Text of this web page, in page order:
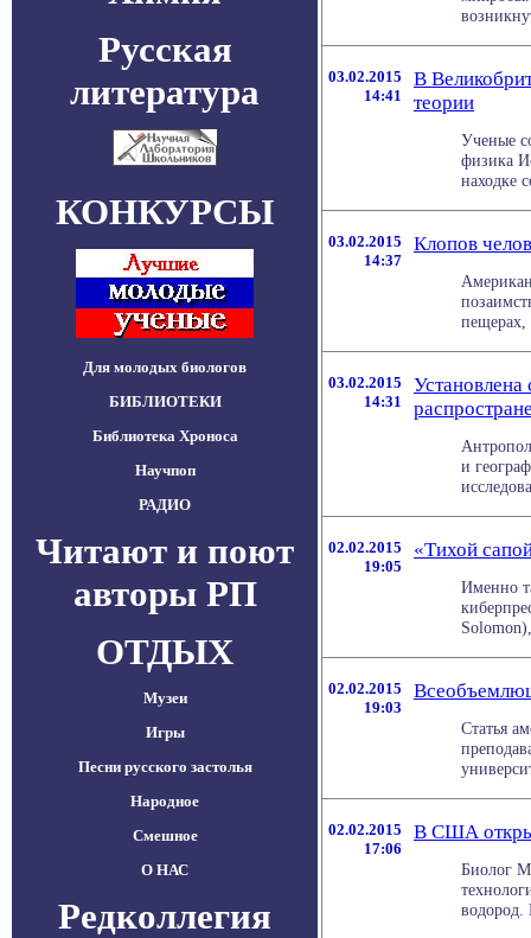
Русская
литература
КОНКУРСЫ
Для молодых биологов
БИБЛИОТЕКИ
Библиотека Хроноса
Научпоп
РАДИО
Читают и поют
авторы РП
ОТДЫХ
Музеи
Игры
Песни русского застолья
Народное
Смешное
О НАС
Редколлегия
03.02.2015
14:41
В
теории
Ученые
физика
находке
03.02.2015
14:37
Клопов
пещерах,
03.02.2015
14:31
и
02.02.2015
19:05
«Тихой
Именно
02.02.2015
19:03
Статья
02.02.2015
17:06
В США
Биолог
водород.